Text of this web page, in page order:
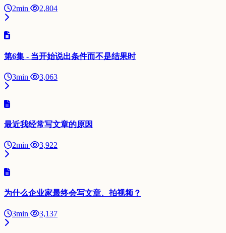
2min 2,804
第6集 - 当开始说出条件而不是结果时
3min 3,063
最近我经常写文章的原因
2min 3,922
为什么企业家最终会写文章、拍视频？
3min 3,137